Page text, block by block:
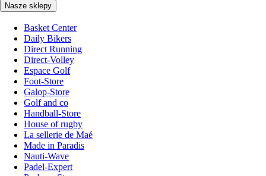
Nasze sklepy
Basket Center
Daily Bikers
Direct Running
Direct-Volley
Espace Golf
Foot-Store
Galop-Store
Golf and co
Handball-Store
House of rugby
La sellerie de Maé
Made in Paradis
Nauti-Wave
Padel-Expert